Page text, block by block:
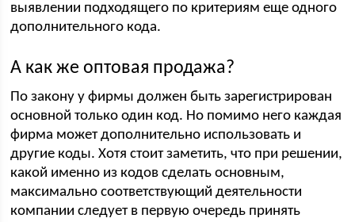
выявлении подходящего по критериям еще одного
дополнительного кода.
А как же оптовая продажа?
По закону у фирмы должен быть зарегистрирован
основной только один код. Но помимо него каждая
фирма может дополнительно использовать и
другие коды. Хотя стоит заметить, что при решении,
какой именно из кодов сделать основным,
максимально соответствующий деятельности
компании следует в первую очередь принять